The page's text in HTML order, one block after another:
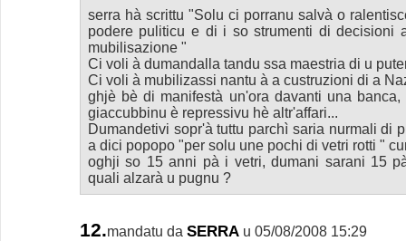
serra hà scrittu "Solu ci porranu salvà o
podere puliticu e di i so strumenti di decisioni
mubilisazione "
Ci voli à dumandalla tandu ssa maestria di u
Ci voli à mubilizassi nantu à a custruzioni di a
ghjè bè di manifestà un'ora davanti una
giaccubbinu è repressivu hè altr'affari...
Dumandetivi sopr'à tuttu parchì saria nurmali di
a dici popopo "per solu une pochi di vetri rotti "
oghji so 15 anni pà i vetri, dumani sarani 15
quali alzarà u pugnu ?
12.mandatu da SERRA u 05/08/2008 15:29